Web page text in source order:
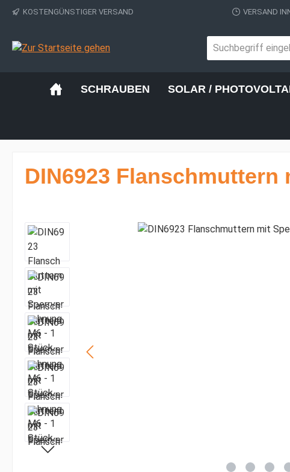
Hauptinhalt springen
Zur Suche springen
Zur Hauptnavigation springen
KOSTENGÜNSTIGER VERSAND VERSAND
SCHRAUBEN SOLAR /
DIN6923
Bildergalerie überspringen